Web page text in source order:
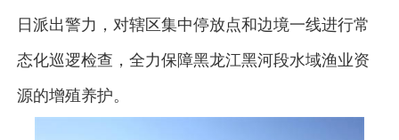
日派出警力，对辖区集中停放点和边境一线进行常
态化巡逻检查，全力保障黑龙江黑河段水域渔业资
源的增殖养护。